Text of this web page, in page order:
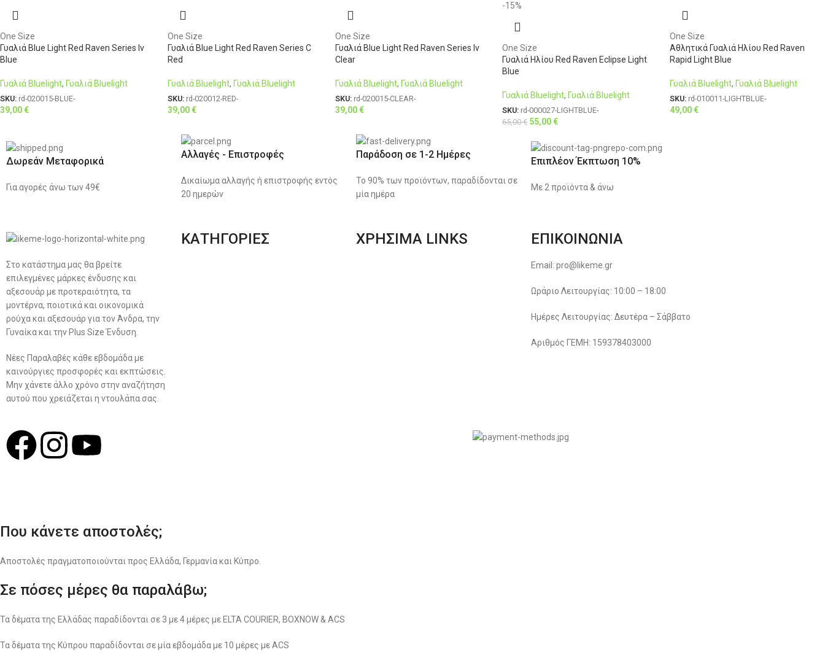
One Size
Γυαλιά Blue Light Red Raven Series Iv
Blue
Γυαλιά Bluelight, Γυαλιά Bluelight
SKU: rd-020015-BLUE-
39,00€
One Size
Γυαλιά Blue Light Red Raven Series C
Red
Γυαλιά Bluelight, Γυαλιά Bluelight
SKU: rd-020012-RED-
39,00€
One Size
Γυαλιά Blue Light Red Raven Series Iv
Clear
Γυαλιά Bluelight, Γυαλιά Bluelight
SKU: rd-020015-CLEAR-
39,00€
-15%
One Size
Γυαλιά Ηλίου Red Raven Eclipse Light
Blue
Γυαλιά Bluelight, Γυαλιά Bluelight
SKU: rd-000027-LIGHTBLUE-
65,00€ 55,00€
One Size
Αθλητικά Γυαλιά Ηλίου Red Raven
Rapid Light Blue
Γυαλιά Bluelight, Γυαλιά Bluelight
SKU: rd-010011-LIGHTBLUE-
49,00€
Δωρεάν Μεταφορικά
Για αγορές άνω των 49€
Αλλαγές - Επιστροφές
Δικαίωμα αλλαγής ή επιστροφής εντός
20 ημερών
Παράδοση σε 1-2 Ημέρες
Το 90% των προϊόντων, παραδίδονται σε
μία ημέρα
Επιπλέον Έκπτωση 10%
Με 2 προϊόντα & άνω
Στο κατάστημα μας θα βρείτε
επιλεγμένες μάρκες ένδυσης και
αξεσουάρ με προτεραιότητα, τα
μοντέρνα, ποιοτικά και οικονομικά
ρούχα και αξεσουάρ για τον Άνδρα, την
Γυναίκα και την Plus Size Ένδυση.
Νέες Παραλαβές κάθε εβδομάδα με
καινούργιες προσφορές και εκπτώσεις.
Μην χάνετε άλλο χρόνο στην αναζήτηση
αυτού που χρειάζεται η ντουλάπα σας.
ΚΑΤΗΓΟΡΙΕΣ ΧΡΗΣΙΜΑ LINKS ΕΠΙΚΟΙΝΩΝΙΑ
Email: pro@likeme.gr
Ωράριο Λειτουργίας: 10:00 – 18:00
Ημέρες Λειτουργίας: Δευτέρα – Σάββατο
Αριθμός ΓΕΜΗ: 159378403000
Που κάνετε αποστολές;
Αποστολές πραγματοποιούνται προς Ελλάδα, Γερμανία και Κύπρο.
Σε πόσες μέρες θα παραλάβω;
Τα δέματα της Ελλάδας παραδίδονται σε 3 με 4 μέρες με ELTA COURIER, BOXNOW & ACS
Τα δέματα της Κύπρου παραδίδονται σε μία εβδομάδα με 10 μέρες με ACS